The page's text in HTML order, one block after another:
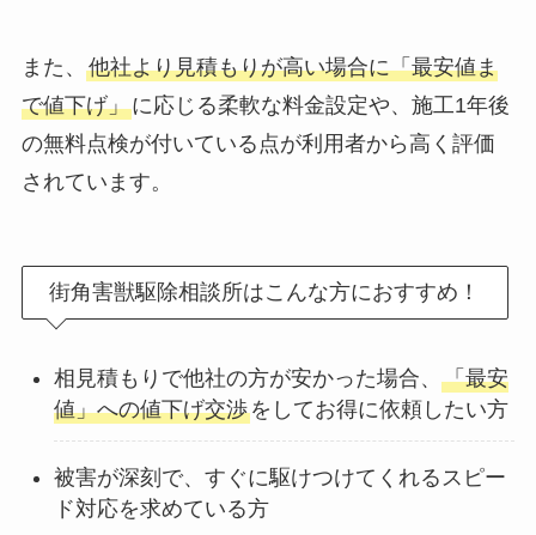
また、 他社より見積もりが高い場合に「最安値ま
で値下げ」に応じる柔軟な料金設定や、施工1年後
の無料点検が付いている点が利用者から高く評価
されています。
街角害獣駆除相談所はこんな方におすすめ！
相見積もりで他社の方が安かった場合、 「最安
値」への値下げ交渉をしてお得に依頼したい方
被害が深刻で、すぐに駆けつけてくれるスピー
ド対応を求めている方